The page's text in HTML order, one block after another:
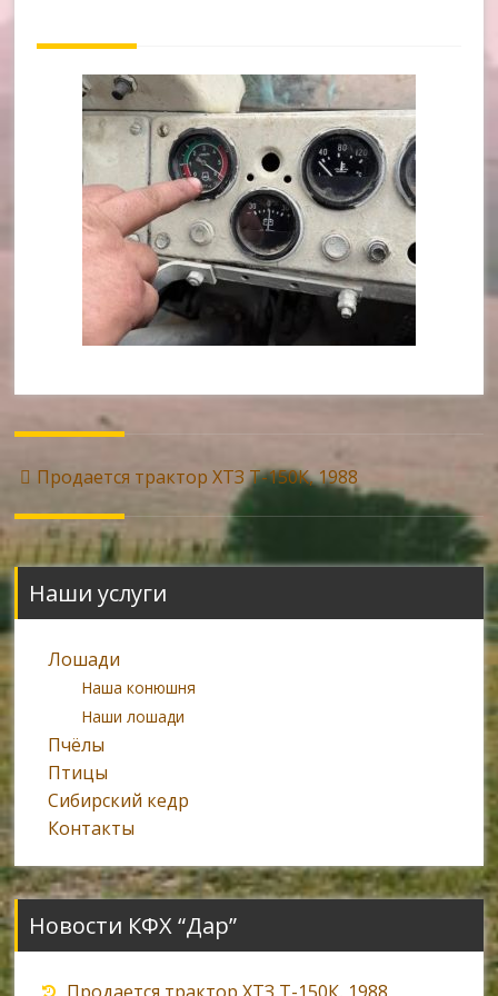
Post
navigation
Продается трактор ХТЗ Т-150К, 1988
Наши услуги
Лошади
Наша конюшня
Наши лошади
Пчёлы
Птицы
Сибирский кедр
Контакты
Новости КФХ “Дар”